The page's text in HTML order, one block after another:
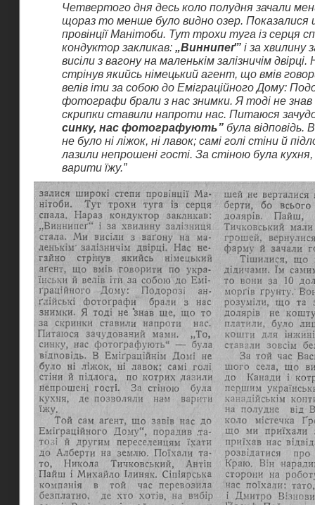
Четвертого дня десь коло полудня зачали
щораз то менше було видно озер. Показалися
провінції Манітоби. Тут трохи туга із серця
кондуктор закликав: „Виннипеґ” і за хвилину
висіли з вагону на маленькім залізничім
стрінув якийсь німецький агент, що вмів
велів іти за собою до Еміграційного Дому:
фотографи брали з нас знимки. Я тоді не
скрипки ставили напроти нас. Питаюся
синку, нас фотографують” була відповідь.
не було ні ліжок, ні лавок; самі голі стіни й
лазили непрошені гості. За стіною була
варити їжу.”